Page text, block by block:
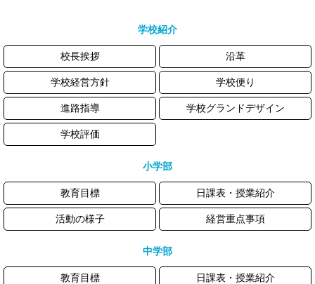
学校紹介
校長挨拶 沿革
学校経営方針 学校便り
進路指導 学校グランドデザイン
学校評価
小学部
教育目標 日課表・授業紹介
活動の様子 経営重点事項
中学部
教育目標 日課表・授業紹介